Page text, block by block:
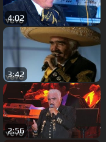
4:02
3:42
2:56